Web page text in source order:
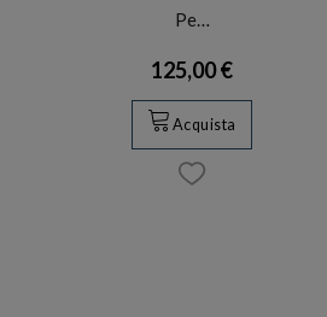
Pe…
125,00 €
Acquista